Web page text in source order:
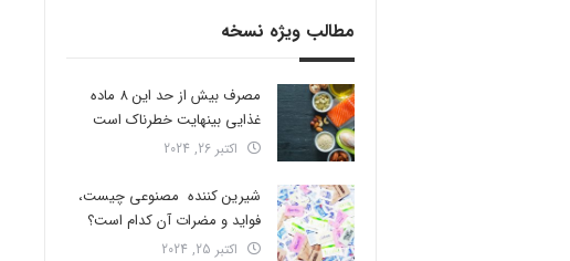
مطالب ویژه نسخه
مصرف بیش از حد این 8 ماده
غذایی بینهایت خطرناک است
اکتبر 26, 2024
شیرین کننده مصنوعی چیست،
فواید و مضرات آن کدام است؟
اکتبر 25, 2024